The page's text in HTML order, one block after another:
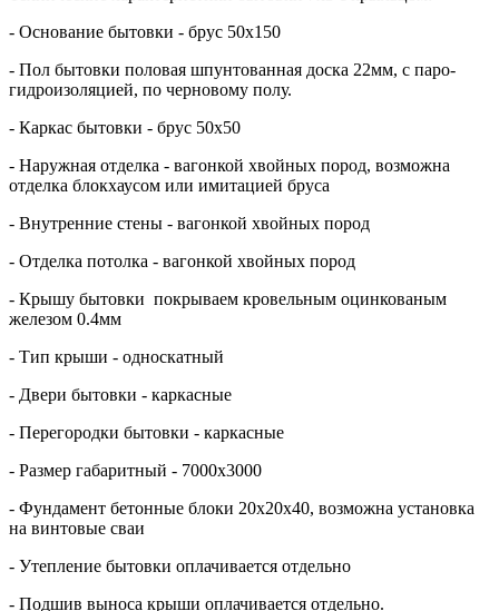
- Основание бытовки - брус 50х150
- Пол бытовки половая шпунтованная доска 22мм, с паро-
гидроизоляцией, по черновому полу.
- Каркас бытовки - брус 50х50
- Наружная отделка - вагонкой хвойных пород, возможна
отделка блокхаусом или имитацией бруса
- Внутренние стены - вагонкой хвойных пород
- Отделка потолка - вагонкой хвойных пород
- Крышу бытовки покрываем кровельным оцинкованым
железом 0.4мм
- Тип крыши - односкатный
- Двери бытовки - каркасные
- Перегородки бытовки - каркасные
- Размер габаритный - 7000х3000
- Фундамент бетонные блоки 20х20х40, возможна установка
на винтовые сваи
- Утепление бытовки оплачивается отдельно
- Подшив выноса крыши оплачивается отдельно.